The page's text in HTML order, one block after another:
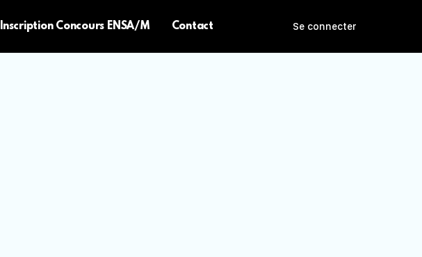
Inscription Concours ENSA/M Contact Se connecter